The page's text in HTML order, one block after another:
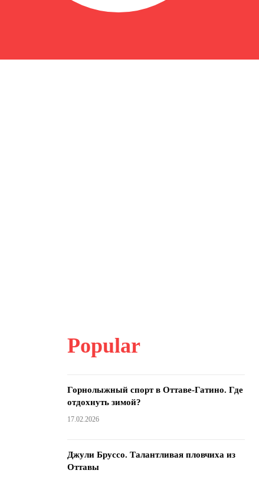
Popular
Горнолыжный спорт в Оттаве-Гатино. Где
отдохнуть зимой?
17.02.2026
Джули Бруссо. Талантливая пловчиха из
Оттавы